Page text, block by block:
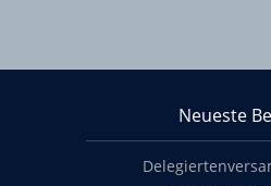
Neueste